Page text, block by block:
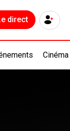
Cinéma
direct